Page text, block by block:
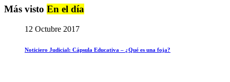
Más visto En el día
12 Octubre 2017
Noticiero Judicial: Cápsula Educativa – ¿Qué es una foja?